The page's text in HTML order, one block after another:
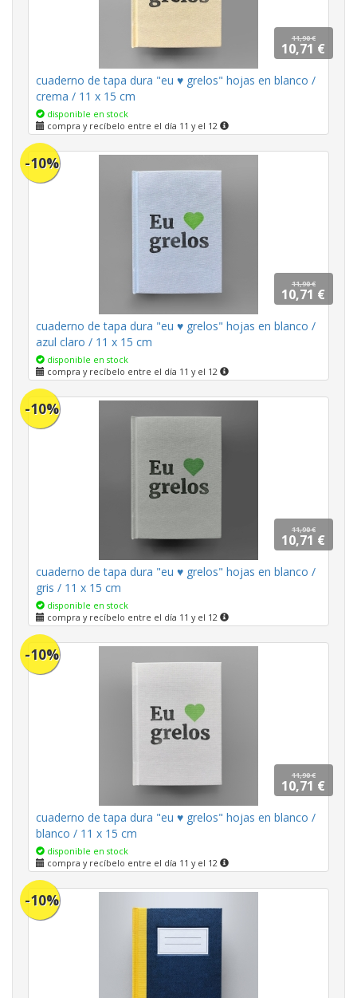
11,90 €
10,71 €
cuaderno de tapa dura "eu ♥ grelos" hojas en blanco /
crema / 11 x 15 cm
disponible en stock
compra y recíbelo entre el día 11 y el 12
-10%
11,90 €
10,71 €
cuaderno de tapa dura "eu ♥ grelos" hojas en blanco /
azul claro / 11 x 15 cm
disponible en stock
compra y recíbelo entre el día 11 y el 12
-10%
11,90 €
10,71 €
cuaderno de tapa dura "eu ♥ grelos" hojas en blanco /
gris / 11 x 15 cm
disponible en stock
compra y recíbelo entre el día 11 y el 12
-10%
11,90 €
10,71 €
cuaderno de tapa dura "eu ♥ grelos" hojas en blanco /
blanco / 11 x 15 cm
disponible en stock
compra y recíbelo entre el día 11 y el 12
-10%